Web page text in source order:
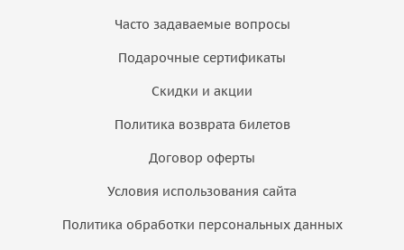
Часто задаваемые вопросы
Подарочные сертификаты
Скидки и акции
Политика возврата билетов
Договор оферты
Условия использования сайта
Политика обработки персональных данных